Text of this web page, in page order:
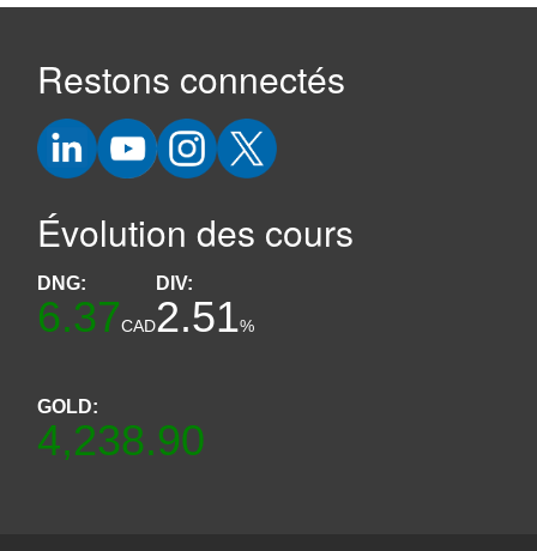
Restons connectés
Évolution des cours
DNG:
6.37CAD
DIV:
2.51%
GOLD:
4,238.90